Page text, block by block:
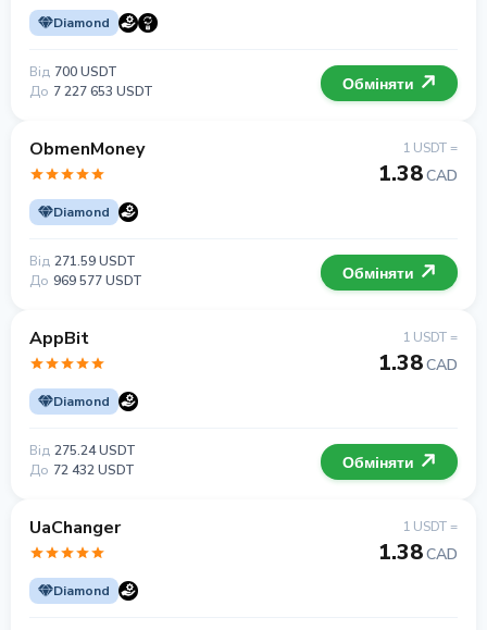
Diamond
Від 700 USDT
До 7 227 653 USDT Обміняти
ObmenMoney
Diamond
1 USDT =
1.38CAD
Від 271.59 USDT
До 969 577 USDT Обміняти
AppBit
Diamond
1 USDT =
1.38CAD
Від 275.24 USDT
До 72 432 USDT Обміняти
UaChanger
Diamond
1 USDT =
1.38CAD